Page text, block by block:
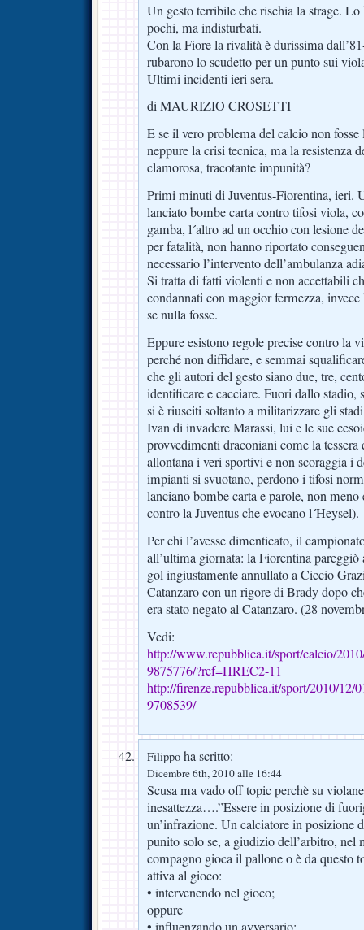
Un gesto terribile che rischia la strage.
pochi, ma indisturbati.
Con la Fiore la rivalità è durissima
rubarono lo scudetto per un punto sui
Ultimi incidenti ieri sera.
di MAURIZIO CROSETTI
E se il vero problema del calcio non
neppure la crisi tecnica, ma la resistenza
clamorosa, tracotante impunità?
Primi minuti di Juventus-Fiorentina, ieri.
lanciato bombe carta contro tifosi viola,
gamba, l´altro ad un occhio con lesione
per fatalità, non hanno riportato
necessario l’intervento dell’ambulanza
Si tratta di fatti violenti e non accettabili
condannati con maggior fermezza,
se nulla fosse.
Eppure esistono regole precise contro la
perché non diffidare, e semmai
che gli autori del gesto siano due, tre,
identificare e cacciare. Fuori dallo stadio,
si è riusciti soltanto a militarizzare gli
Ivan di invadere Marassi, lui e le sue
provvedimenti draconiani come la tessera
allontana i veri sportivi e non scoraggia i
impianti si svuotano, perdono i tifosi
lanciano bombe carta e parole, non
contro la Juventus che evocano l´Heysel).
Per chi l’avesse dimenticato, il
all’ultima giornata: la Fiorentina
gol ingiustamente annullato a Ciccio
Catanzaro con un rigore di Brady dopo
era stato negato al Catanzaro. (28
Vedi:
http://www.repubblica.it/sport/calcio/
9875776/?ref=HREC2-11
http://firenze.repubblica.it/sport/2010/12/
9708539/
Filippo ha scritto:
Dicembre 6th, 2010 alle 16:44
Scusa ma vado off topic perchè su
inesattezza….”Essere in posizione di
un’infrazione. Un calciatore in posizione
punito solo se, a giudizio dell’arbitro, nel
compagno gioca il pallone o è da questo
attiva al gioco:
• intervenendo nel gioco;
oppure